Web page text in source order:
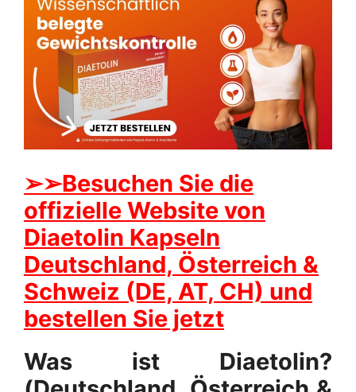
➢➢Besuchen Sie die
offizielle Website von
Diaetolin Kapseln
Deutschland, Österreich &
Schweiz (DE, AT, CH) und
bestellen Sie jetzt
Was ist Diaetolin?